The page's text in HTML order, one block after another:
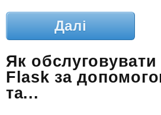
Далі
Як
Flask за
та...